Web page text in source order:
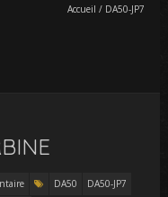
Accueil / DA50-JP7
DA50
DA50-JP7